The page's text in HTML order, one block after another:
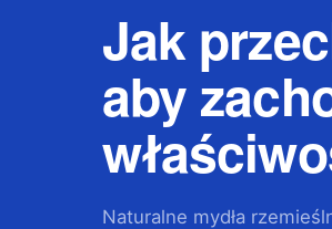
Jak
aby
Naturalne mydła